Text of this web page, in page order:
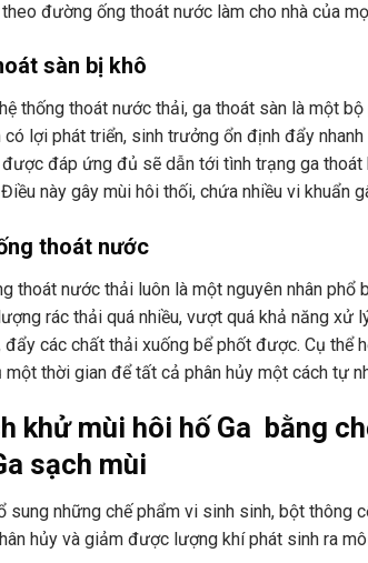
đường ống thoát nước làm cho nhà của
sàn bị khô
thống thoát nước thải, ga thoát sàn là một
có lợi phát triển, sinh trưởng ổn định đẩy
được đáp ứng đủ sẽ dẫn tới tình trạng ga
này gây mùi hôi thối, chứa nhiều vi khuẩn
thoát nước
thoát nước thải luôn là một nguyên nhân
rác thải quá nhiều, vượt quá khả năng xử
đẩy các chất thải xuống bể phốt được. Cụ thể
thời gian để tất cả phân hủy một cách tự
khử mùi hôi hố Ga bằng
sạch mùi
sung những chế phẩm vi sinh sinh, bột thông
hủy và giảm được lượng khí phát sinh ra